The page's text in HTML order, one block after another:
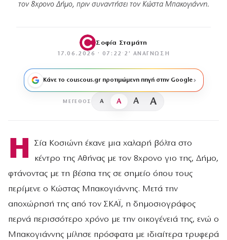
τον 8χρονο Δήμο, πριν συναντήσει τον Κώστα Μπακογιάννη.
Σοφία Σταμάτη
17.06.2026 · 07:22 · 2′ ΑΝΆΓΝΩΣΗ
Κάνε το couscous.gr προτιμώμενη πηγή στην Google
ΜΈΓΕΘΟΣ A A A A
Η
Σία Κοσιώνη έκανε μια χαλαρή βόλτα στο
κέντρο της Αθήνας με τον 8χρονο γιο της, Δήμο,
φτάνοντας με τη βέσπα της σε σημείο όπου τους
περίμενε ο Κώστας Μπακογιάννης. Μετά την
αποχώρησή της από τον ΣΚΑΪ, η δημοσιογράφος
περνά περισσότερο χρόνο με την οικογένειά της, ενώ ο
Μπακογιάννης μίλησε πρόσφατα με ιδιαίτερα τρυφερά